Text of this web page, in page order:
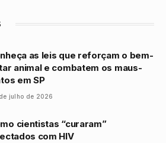
as leis que reforçam o bem-
animal e combatem os maus-
em SP
julho de 2026
cientistas “curaram”
com HIV